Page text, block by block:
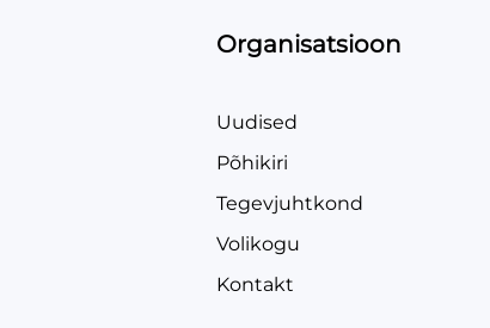
Organisatsioon
Uudised
Põhikiri
Tegevjuhtkond
Volikogu
Kontakt